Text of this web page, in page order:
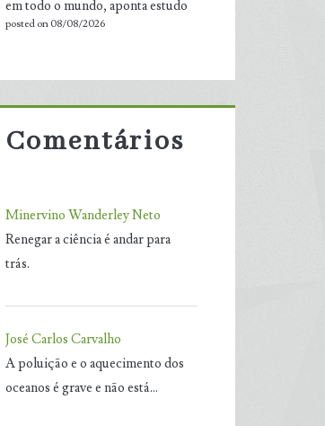
em todo o mundo, aponta estudo
posted on 08/08/2026
Comentários
Minervino Wanderley Neto
Renegar a ciência é andar para
trás.
José Carlos Carvalho
A poluição e o aquecimento dos
oceanos é grave e não está…